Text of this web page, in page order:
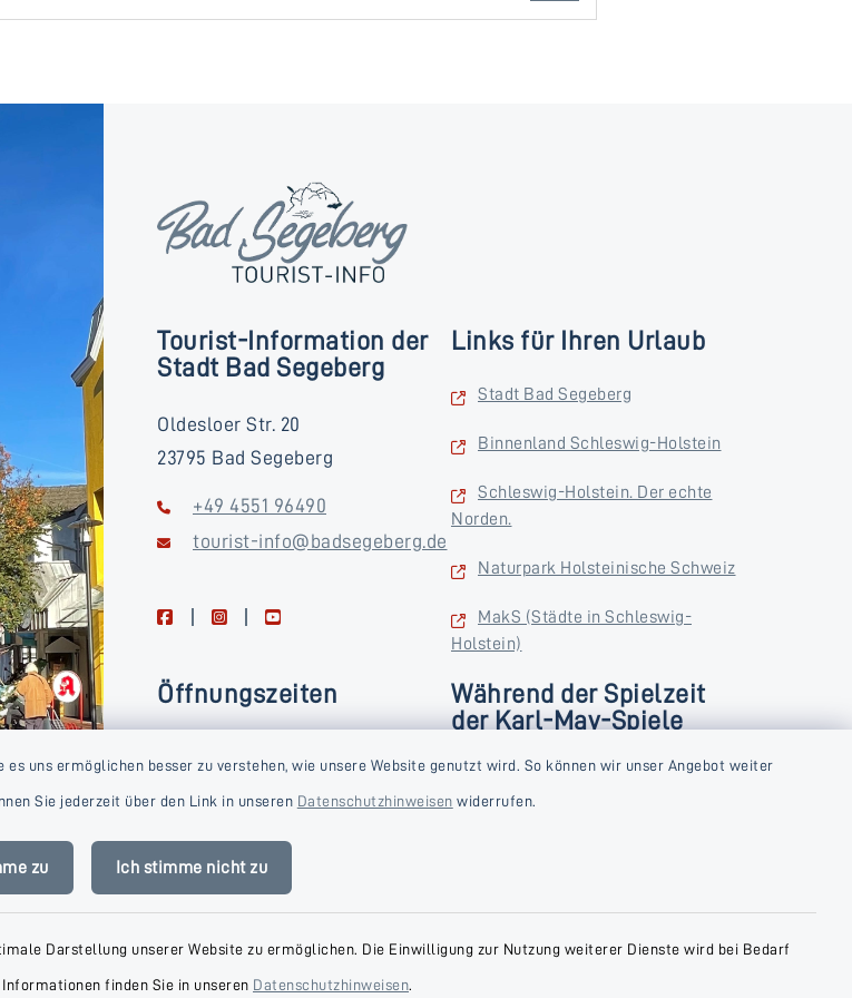
uns ermöglichen besser zu verstehen, wie unsere Website genutzt wird. So können wir unser Angebot weiter
Sie jederzeit über den Link in unseren Datenschutzhinweisen widerrufen.
zu Ich stimme nicht zu
Darstellung unserer Website zu ermöglichen. Die Einwilligung zur Nutzung weiterer Dienste wird bei Bedarf
finden Sie in unseren Datenschutzhinweisen.
Tourist-Information der
Stadt Bad Segeberg
Oldesloer Str. 20
23795 Bad Segeberg
+49 4551 96490
tourist-info@badsegeberg.de
facebookinstagramyoutube
Links für Ihren Urlaub
Stadt Bad Segeberg
Binnenland Schleswig-Holstein
Schleswig-Holstein. Der echte
Norden.
Naturpark Holsteinische Schweiz
MakS (Städte in Schleswig-
Holstein)
Öffnungszeiten
Freitag
09:00-16:00 Uhr
Mittwoch
09:00-14:00 Uhr
Während der Spielzeit
der Karl-May-Spiele
Donnerstag und Freitag